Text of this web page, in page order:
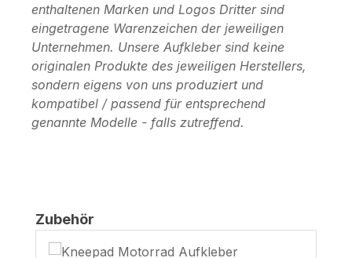
enthaltenen Marken und Logos Dritter sind
eingetragene Warenzeichen der jeweiligen
Unternehmen. Unsere Aufkleber sind keine
originalen Produkte des jeweiligen Herstellers,
sondern eigens von uns produziert und
kompatibel / passend für entsprechend
genannte Modelle - falls zutreffend.
Produktgalerie überspringen
Zubehör